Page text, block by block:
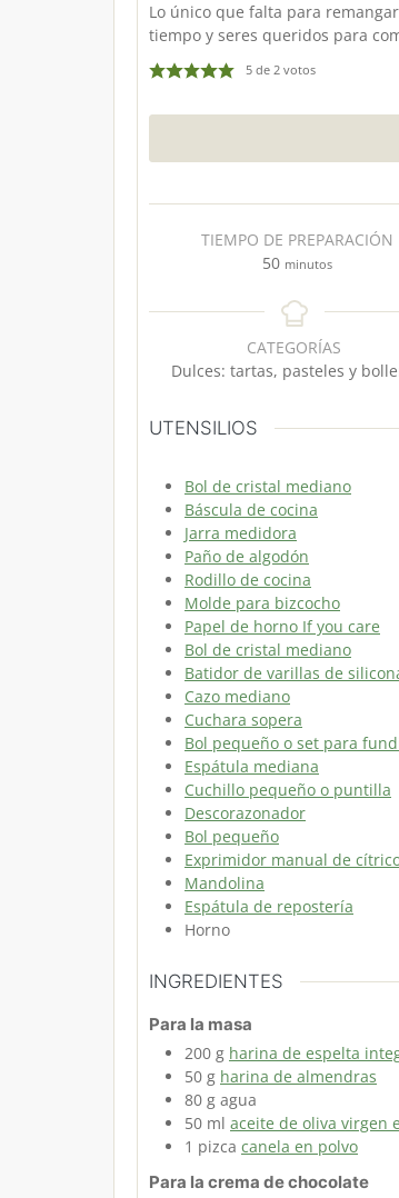
Lo único que falta para
tiempo y seres queridos para
5de 2votos
TIEMPO DE PREPARACIÓN
50m
n
u
t
o
minutos
CATEGORÍAS
Dulces: tartas, pasteles y
UTENSILIOS
Bol de cristal mediano
Báscula de cocina
Jarra medidora
Paño de algodón
Rodillo de cocina
Molde para bizcocho
Papel de horno If you care
Bol de cristal mediano
Batidor de varillas de
Cazo mediano
Cuchara sopera
Bol pequeño o set para
Espátula mediana
Cuchillo pequeño o puntilla
Descorazonador
Bol pequeño
Exprimidor manual de
Mandolina
Espátula de repostería
Horno
INGREDIENTES
Para la masa
200 g harina de espelta
50 g harina de almendras
80 g agua
50 ml aceite de oliva virgen
1 pizca canela en polvo
Para la crema de chocolate